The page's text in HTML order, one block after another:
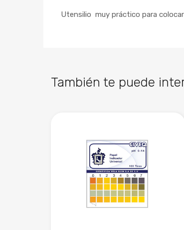
Utensilio muy práctico para
También te puede